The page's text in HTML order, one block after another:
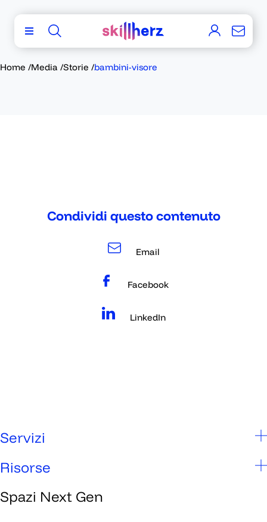
Home /Media /Storie /bambini-visore
Condividi questo contenuto
Email
Facebook
LinkedIn
Servizi
Scuole
Studenti
Risorse
Chi siamo
Spazi Next Gen